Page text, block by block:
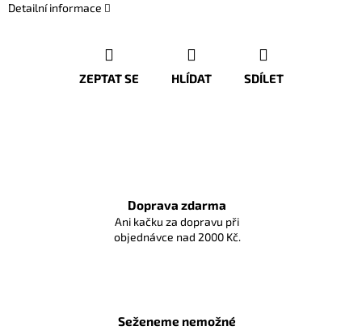
Detailní informace
ZEPTAT SE HLÍDAT SDÍLET
Doprava zdarma
Ani kačku za dopravu při
objednávce nad 2000 Kč.
Seženeme nemožné